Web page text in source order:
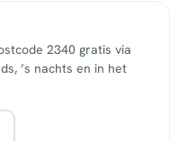
2340 gratis via
’s nachts en in het